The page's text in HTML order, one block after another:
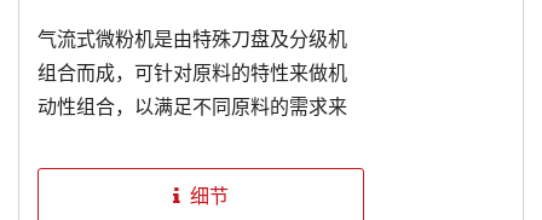
气流式微粉机是由特殊刀盘及分级机
组合而成，可针对原料的特性来做机
动性组合，以满足不同原料的需求来
网室的空气分级方式，粉碎室采用水
冷或风冷却的系统，原料粉碎过程中
细节